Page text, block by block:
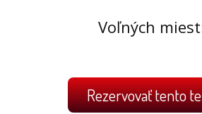
Voľných
Rezervovať tento